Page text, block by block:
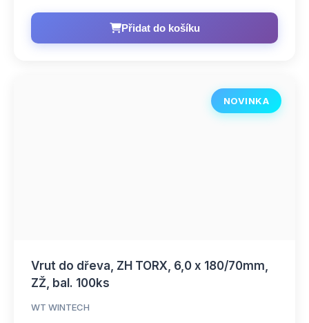
Přidat do košíku
NOVINKA
Vrut do dřeva, ZH TORX, 6,0 x 180/70mm,
ZŽ, bal. 100ks
WT WINTECH